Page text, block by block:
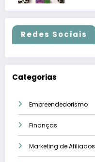
Redes Sociais
Categorias
Empreendedorismo
Finanças
Marketing de Afiliados